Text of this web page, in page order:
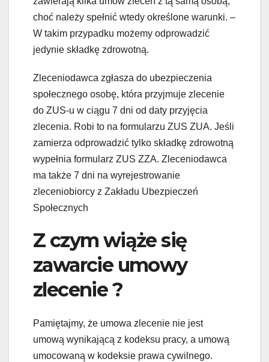
choć należy spełnić wtedy określone warunki. –
W takim przypadku możemy odprowadzić
jedynie składkę zdrowotną.
Zleceniodawca zgłasza do ubezpieczenia
społecznego osobę, która przyjmuje zlecenie
do ZUS-u w ciągu 7 dni od daty przyjęcia
zlecenia. Robi to na formularzu ZUS ZUA. Jeśli
zamierza odprowadzić tylko składkę zdrowotną
wypełnia formularz ZUS ZZA. Zleceniodawca
ma także 7 dni na wyrejestrowanie
zleceniobiorcy z Zakładu Ubezpieczeń
Społecznych
Z czym wiąże się
zawarcie umowy
zlecenie ?
Pamiętajmy, że umowa zlecenie nie jest
umową wynikającą z kodeksu pracy, a umową
umocowaną w kodeksie prawa cywilnego.